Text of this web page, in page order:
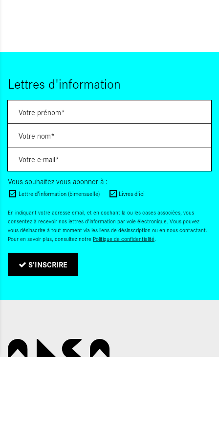
Lettres d'information
Vous souhaitez vous abonner à :
Lettre d'information (bimensuelle) Livres d'ici
En indiquant votre adresse email, et en cochant la ou les cases associées, vous
consentez à recevoir nos lettres d'information par voie électronique. Vous pouvez
vous désinscrire à tout moment via les liens de désinscription ou en nous contactant.
Pour en savoir plus, consultez notre Politique de confidentialité.
S'INSCRIRE